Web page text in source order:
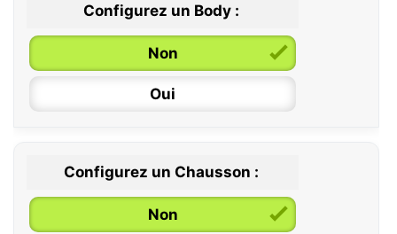
Configurez un Body :
Non
Oui
0 / 6 mois
6 / 12 mois
Configurez un Chausson :
Non